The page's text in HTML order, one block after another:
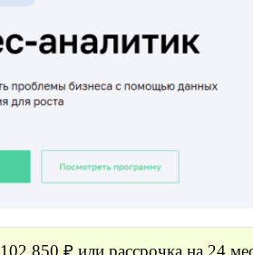
102 850 ₽ или рассрочка на 24